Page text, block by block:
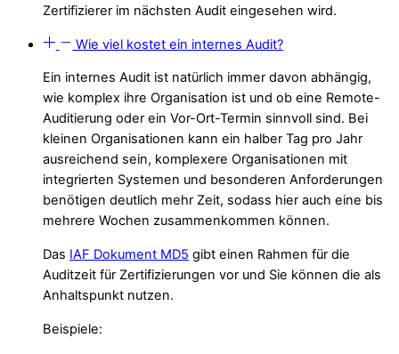
Zertifizierer im nächsten Audit eingesehen wird.
Wie viel kostet ein internes Audit?
Ein internes Audit ist natürlich immer davon abhängig,
wie komplex ihre Organisation ist und ob eine Remote-
Auditierung oder ein Vor-Ort-Termin sinnvoll sind. Bei
kleinen Organisationen kann ein halber Tag pro Jahr
ausreichend sein, komplexere Organisationen mit
integrierten Systemen und besonderen Anforderungen
benötigen deutlich mehr Zeit, sodass hier auch eine bis
mehrere Wochen zusammenkommen können.
Das IAF Dokument MD5 gibt einen Rahmen für die
Auditzeit für Zertifizierungen vor und Sie können die als
Anhaltspunkt nutzen.
Beispiele: